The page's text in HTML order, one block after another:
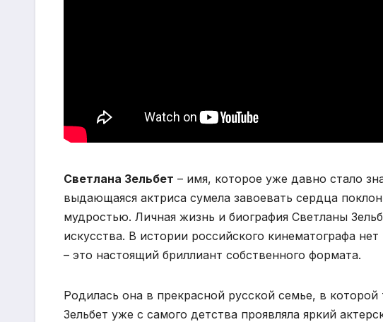
Светлана Зельбет – имя, которое уже давно стало
выдающаяся актриса сумела завоевать сердца
мудростью. Личная жизнь и биография Светланы
искусства. В истории российского кинематографа
– это настоящий бриллиант собственного формата.
Родилась она в прекрасной русской семье, в
Зельбет уже с самого детства проявляла яркий